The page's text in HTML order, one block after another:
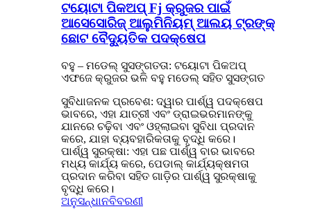
ଟୟୋଟା ପିକଅପ୍ Fj କ୍ରୁଜର ପାଇଁ
ଆସେସୋରିଜ୍ ଆଲୁମିନିୟମ୍ ଆଲୟ ଟ୍ରଙ୍କ୍
ଛୋଟ ବୈଦ୍ୟୁତିକ ପଦକ୍ଷେପ
ବହୁ – ମଡେଲ୍ ସୁସଙ୍ଗତତା: ଟୟୋଟା ପିକଅପ୍
ଏଫଜେ କ୍ରୁଜର ଭଳି ବହୁ ମଡେଲ୍ ସହିତ ସୁସଙ୍ଗତ
ସୁବିଧାଜନକ ପ୍ରବେଶ: ଦ୍ୱାର ପାର୍ଶ୍ୱ ପଦକ୍ଷେପ
ଭାବରେ, ଏହା ଯାତ୍ରୀ ଏବଂ ଡ୍ରାଇଭରମାନଙ୍କୁ
ଯାନରେ ଚଢ଼ିବା ଏବଂ ଓହ୍ଲାଇବା ସୁବିଧା ପ୍ରଦାନ
କରେ, ଯାହା ବ୍ୟବହାରିକତାକୁ ବୃଦ୍ଧି କରେ।
ପାର୍ଶ୍ୱ ସୁରକ୍ଷା: ଏହା ପଛ ପାର୍ଶ୍ୱ ବାର ଭାବରେ
ମଧ୍ୟ କାର୍ଯ୍ୟ କରେ, ପେଡାଲ୍ କାର୍ଯ୍ୟକ୍ଷମତା
ପ୍ରଦାନ କରିବା ସହିତ ଗାଡ଼ିର ପାର୍ଶ୍ୱ ସୁରକ୍ଷାକୁ
ବୃଦ୍ଧି କରେ।
ଅନୁସନ୍ଧାନବିବରଣୀ